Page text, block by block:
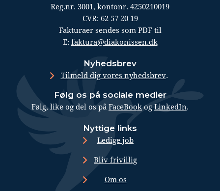
Nyttige links
Ledige job
Bliv frivillig
Om os
Nyhedsbrev
Tilmeld dig vores nyhedsbrev.
Følg os på sociale medier
Følg, like og del os på FaceBookogLinkedIn.
Reg.nr. 3001, kontonr. 4250210019
CVR: 62 57 20 19
Fakturaer sendes som PDF til
E: faktura@diakonissen.dk